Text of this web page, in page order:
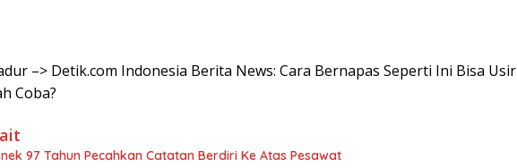
–> Detik.com Indonesia Berita News: Cara Bernapas Seperti Ini Bisa Usir
Coba?
97 Tahun Pecahkan Catatan Berdiri Ke Atas Pesawat